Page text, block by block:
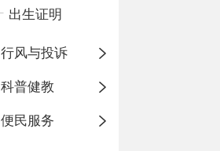
出生证明
行风与投诉
科普健教
便民服务